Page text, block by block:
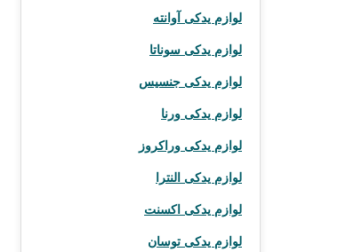
لوازم یدکی آوانته
لوازم یدکی سوناتا
لوازم یدکی جنسیس
لوازم یدکی ورنا
لوازم یدکی وراکروز
لوازم یدکی النترا
لوازم یدکی اکسنت
لوازم یدکی توسان